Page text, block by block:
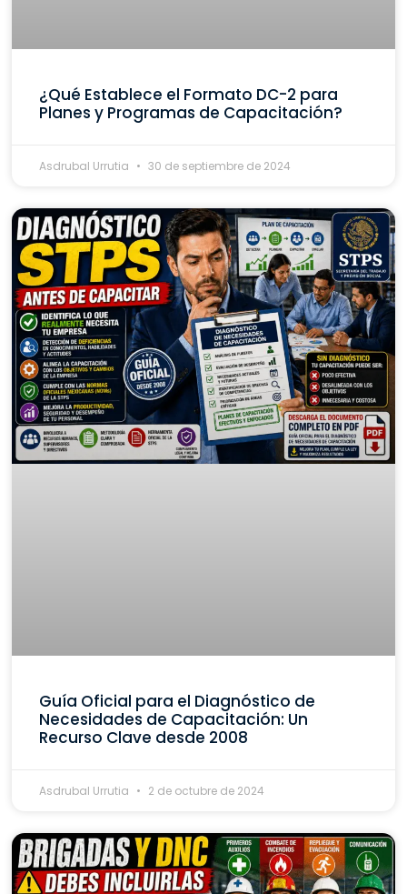
¿Qué Establece el Formato DC-2 para
Planes y Programas de Capacitación?
Asdrubal Urrutia 30 de septiembre de 2024
Guía Oficial para el Diagnóstico de
Necesidades de Capacitación: Un
Recurso Clave desde 2008
Asdrubal Urrutia 2 de octubre de 2024